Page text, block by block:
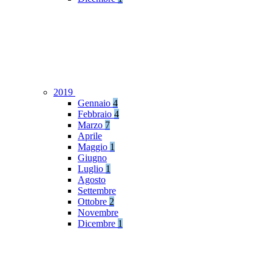
2019
Gennaio 4
Febbraio 4
Marzo 7
Aprile
Maggio 1
Giugno
Luglio 1
Agosto
Settembre
Ottobre 2
Novembre
Dicembre 1